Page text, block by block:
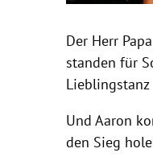
Der Herr
standen für
Und Aaron
den Sieg